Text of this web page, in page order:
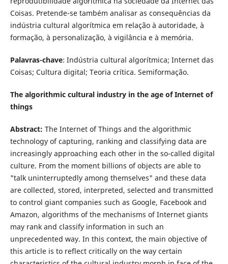
Coisas. Pretende-se também analisar as consequências da
indústria cultural algorítmica em relação à autoridade, à
formação, à personalização, à vigilância e à memória.
Palavras-chave: Indústria cultural algorítmica; Internet das
Coisas; Cultura digital; Teoria crítica. Semiformação.
The algorithmic cultural industry in the age of Internet of
things
Abstract: The Internet of Things and the algorithmic
technology of capturing, ranking and classifying data are
increasingly approaching each other in the so-called digital
culture. From the moment billions of objects are able to
"talk uninterruptedly among themselves" and these data
are collected, stored, interpreted, selected and transmitted
to control giant companies such as Google, Facebook and
Amazon, algorithms of the mechanisms of Internet giants
may rank and classify information in such an
unprecedented way. In this context, the main objective of
this article is to reflect critically on the way certain